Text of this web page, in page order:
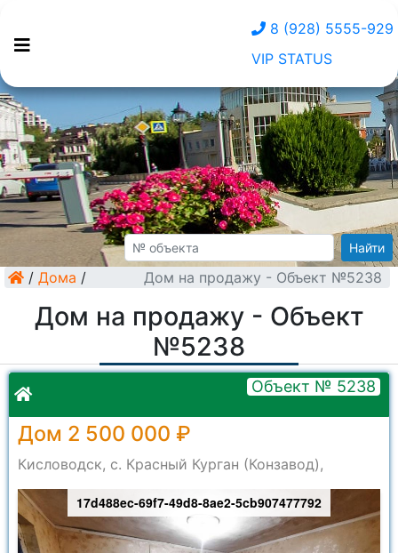
8 (928) 5555-929
VIP STATUS
Найти
/ Дома / Дом на продажу - Объект №5238
Дом на продажу - Объект
№5238
Объект № 5238
Дом 2 500 000 ₽
Кисловодск, с. Красный Курган (Конзавод),
17d488ec-69f7-49d8-8ae2-5cb907477792